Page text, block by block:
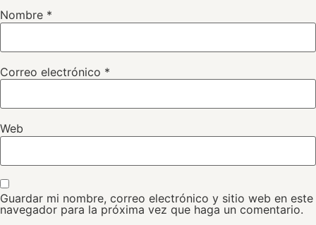
Nombre *
Correo electrónico *
Web
Guardar mi nombre, correo electrónico y sitio web en este
navegador para la próxima vez que haga un comentario.